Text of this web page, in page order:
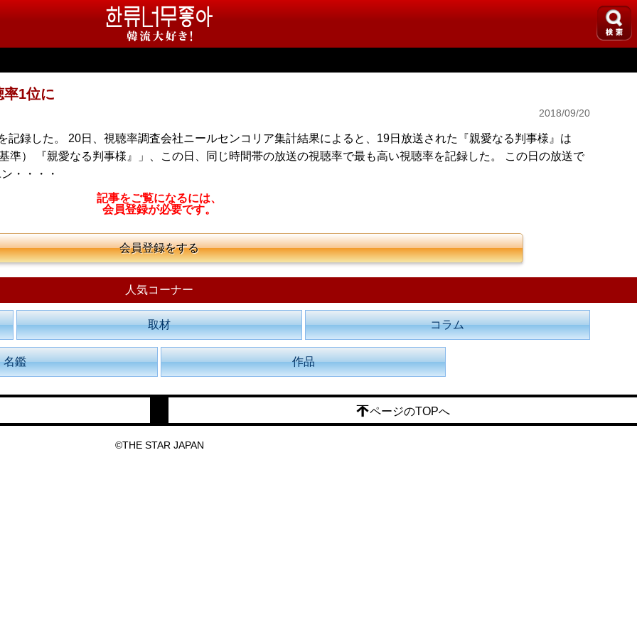
率1位に
2018/09/20
録した。 20日、視聴率調査会社ニールセンコリア集計結果によると、19日放送された『親愛なる判事様』は
準） 『親愛なる判事様』」、この日、同じ時間帯の放送の視聴率で最も高い視聴率を記録した。 この日の放送で
・・・・
記事をご覧になるには、
会員登録が必要です。
会員登録をする
人気コーナー
取材 コラム
名鑑 作品
ページのTOPへ
©THE STAR JAPAN